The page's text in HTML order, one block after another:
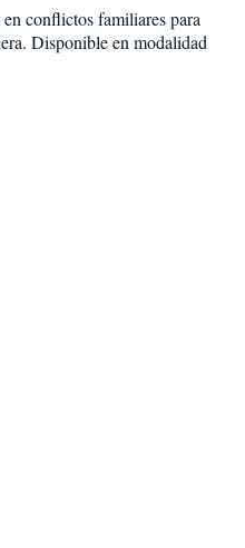
conflictos familiarespara
. Disponible en modalidad